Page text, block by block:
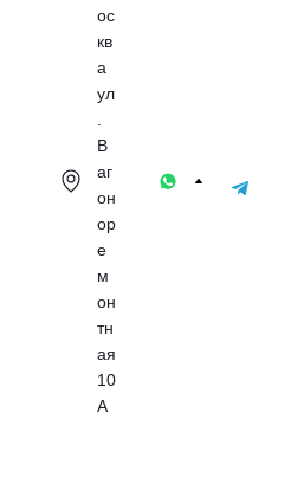
ос
кв
а
ул
В
аг
он
ор
е
м
он
тн
ая
10
А